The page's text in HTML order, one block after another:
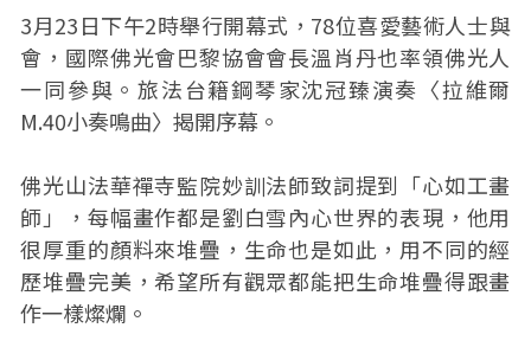
3月23日下午2時舉行開幕式，78位喜愛藝術人士與
會，國際佛光會巴黎協會會長溫肖丹也率領佛光人
一同參與。旅法台籍鋼琴家沈冠臻演奏〈拉維爾
M.40小奏鳴曲〉揭開序幕。
佛光山法華禪寺監院妙訓法師致詞提到「心如工畫
師」，每幅畫作都是劉白雪內心世界的表現，他用
很厚重的顏料來堆疊，生命也是如此，用不同的經
歷堆疊完美，希望所有觀眾都能把生命堆疊得跟畫
作一樣燦爛。